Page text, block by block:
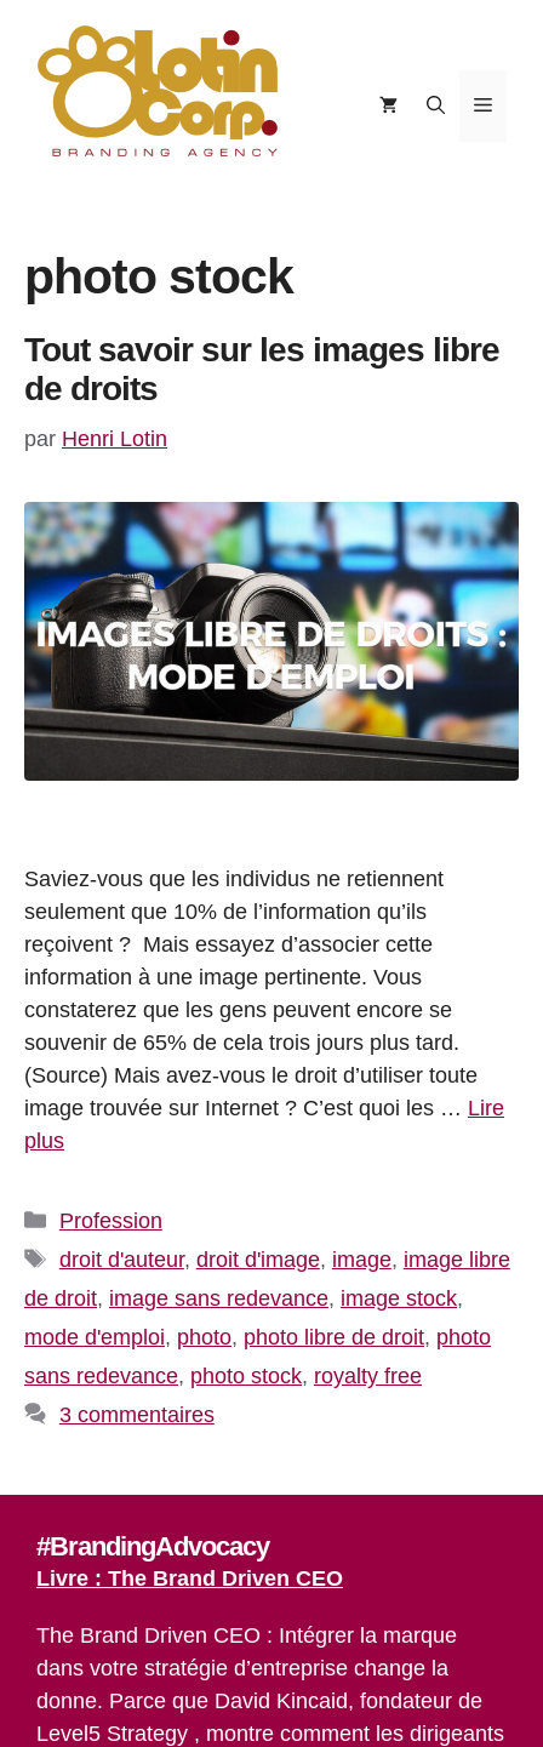
contenu
Menu
photo stock
Tout savoir sur les images libre
de droits
par Henri Lotin
Saviez-vous que les individus ne retiennent
seulement que 10% de l’information qu’ils
reçoivent ? Mais essayez d’associer cette
information à une image pertinente. Vous
constaterez que les gens peuvent encore se
souvenir de 65% de cela trois jours plus tard.
(Source) Mais avez-vous le droit d’utiliser toute
image trouvée sur Internet ? C’est quoi les … Lire
plus
Catégories
Profession
Étiquettes
droit d'auteur, droit d'image, image, image libre
de droit, image sans redevance, image stock,
mode d'emploi, photo, photo libre de droit, photo
sans redevance, photo stock, royalty free
3 commentaires
#BrandingAdvocacy
Livre : The Brand Driven CEO
The Brand Driven CEO : Intégrer la marque
dans votre stratégie d’entreprise change la
donne. Parce que David Kincaid, fondateur de
Level5 Strategy , montre comment les dirigeants